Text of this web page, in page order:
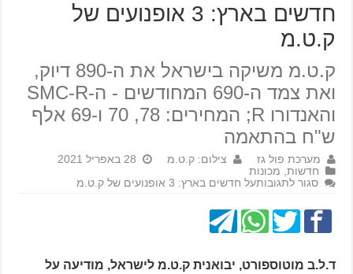
חדשים בארץ: 3 אופנועים של
ק.ט.מ
ק.ט.מ משיקה בישראל את ה-890 דיוק,
ואת צמד ה-690 המחודשים - ה-SMC-R
והאנדורו R; המחירים: 78, 70 ו-69 אלף
ש"ח בהתאמה
מערכת פול גז צילום: ק.ט.מ
28 באפריל 2021
חדשות מכונות
סגור לתגובותעל חדשים בארץ: 3 אופנועים של ק.ט.מ
ד.ל.ב מוטוספורט, יבואנית ק.ט.מ לישראל, מודיעה על